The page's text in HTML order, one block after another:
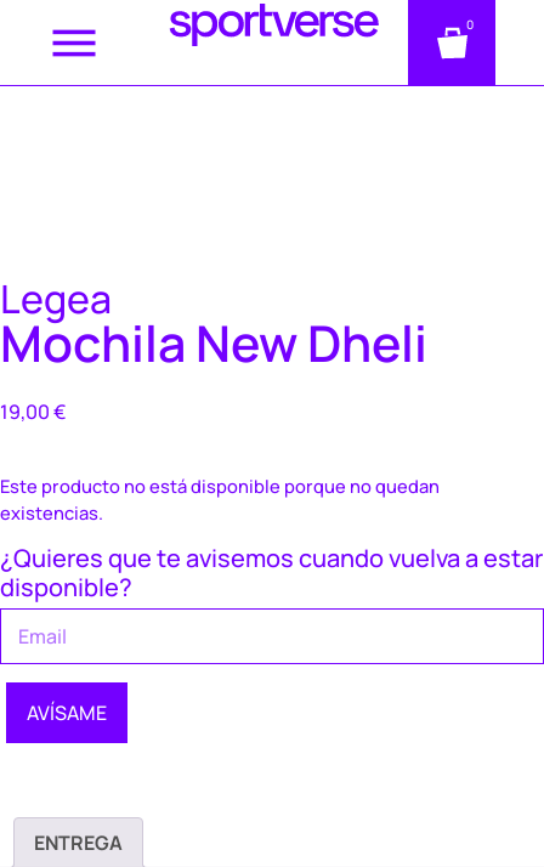
0
Legea
Mochila New Dheli
19,00€
Este producto no está disponible porque no quedan
existencias.
¿Quieres que te avisemos cuando vuelva a estar
disponible?
AVÍSAME
ENTREGA